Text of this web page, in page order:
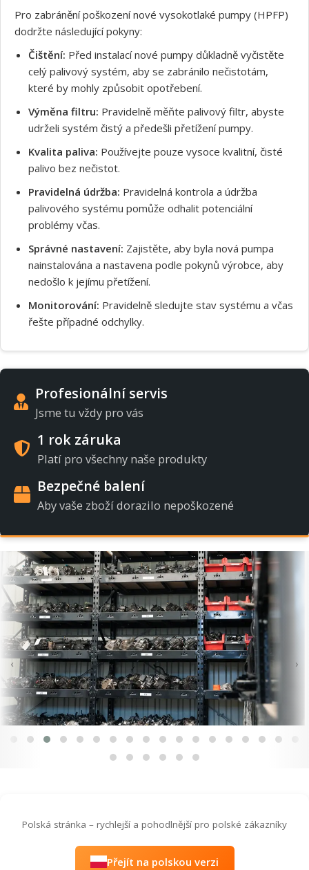
Pro zabránění poškození nové vysokotlaké pumpy (HPFP)
dodržte následující pokyny:
Čištění: Před instalací nové pumpy důkladně vyčistěte
celý palivový systém, aby se zabránilo nečistotám,
které by mohly způsobit opotřebení.
Výměna filtru: Pravidelně měňte palivový filtr, abyste
udrželi systém čistý a předešli přetížení pumpy.
Kvalita paliva: Používejte pouze vysoce kvalitní, čisté
palivo bez nečistot.
Pravidelná údržba: Pravidelná kontrola a údržba
palivového systému pomůže odhalit potenciální
problémy včas.
Správné nastavení: Zajistěte, aby byla nová pumpa
nainstalována a nastavena podle pokynů výrobce, aby
nedošlo k jejímu přetížení.
Monitorování: Pravidelně sledujte stav systému a včas
řešte případné odchylky.
Profesionální servis
Jsme tu vždy pro vás
1 rok záruka
Platí pro všechny naše produkty
Bezpečné balení
Aby vaše zboží dorazilo nepoškozené
‹ ›
Polská stránka – rychlejší a pohodlnější pro polské zákazníky
Přejít na polskou verzi
Souhlasím s GDPR